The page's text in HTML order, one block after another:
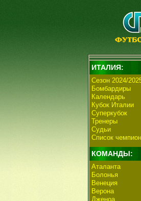
ИТАЛИЯ:
Сезон 2024/
Бомбардиры
Календарь
Кубок Италии
Суперкубок
Тренеры
Судьи
Список
КОМАНДЫ:
Аталанта
Болонья
Венеция
Верона
Дженоа